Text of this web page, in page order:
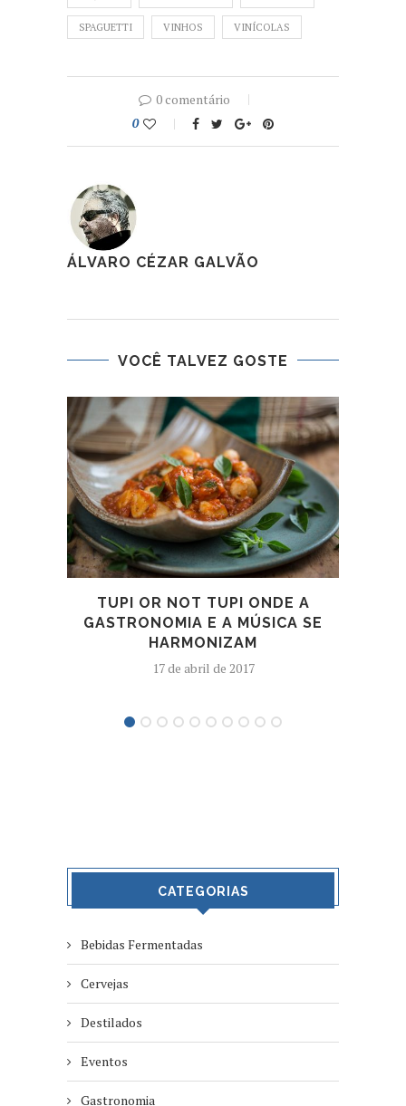
SPAGUETTI VINHOS VINÍCOLAS
0 comentário
0
ÁLVARO CÉZAR GALVÃO
VOCÊ TALVEZ GOSTE
TUPI OR NOT TUPI ONDE A
GASTRONOMIA E A MÚSICA SE
HARMONIZAM
17 de abril de 2017
CATEGORIAS
Bebidas Fermentadas
Cervejas
Destilados
Eventos
Gastronomia